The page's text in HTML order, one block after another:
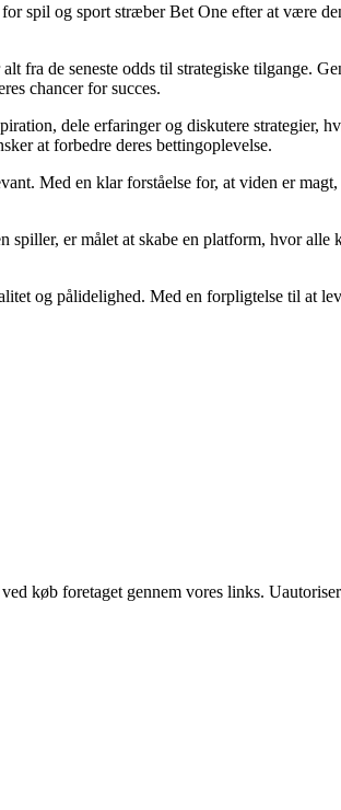
spil og sport stræber Bet One efter at være
fra de seneste odds til strategiske tilgange.
chancer for succes.
dele erfaringer og diskutere strategier,
at forbedre deres bettingoplevelse.
Med en klar forståelse for, at viden er
er målet at skabe en platform, hvor
og pålidelighed. Med en forpligtelse til at
køb foretaget gennem vores links.